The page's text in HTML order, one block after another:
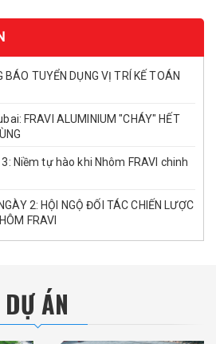
BÁO TUYỂN DỤNG VỊ TRÍ KẾ TOÁN
FRAVI ALUMINIUM "CHÁY" HẾT
Niềm tự hào khi Nhôm FRAVI chinh
2: HỘI NGỘ ĐỐI TÁC CHIẾN LƯỢC
FRAVI
DỰ ÁN